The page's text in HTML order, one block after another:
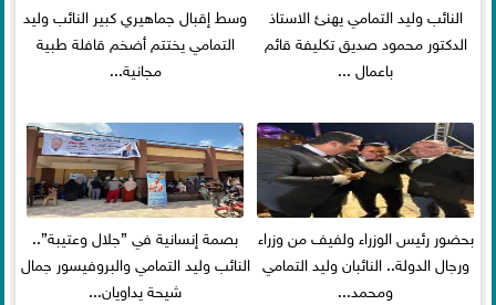
النائب وليد التمامي يهنئ الاستاذ
الدكتور محمود صديق تكليفة قائم
باعمال ...
وسط إقبال جماهيري كبير النائب وليد
التمامي يختتم أضخم قافلة طبية
مجانية...
بحضور رئيس الوزراء ولفيف من وزراء
ورجال الدولة.. النائبان وليد التمامي
ومحمد...
بصمة إنسانية في ”جلال وعتيبة”..
النائب وليد التمامي والبروفيسور جمال
شيحة يداويان...